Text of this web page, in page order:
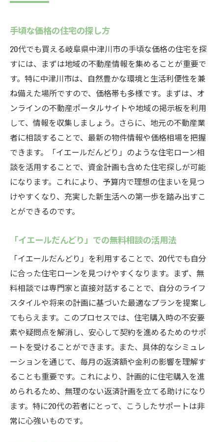
手頃な価格の住宅の探し方
20代でも買える岐阜県中津川市の手頃な価格の住宅を探
すには、まずは地域の不動産情報を集めることが重要で
す。特に中津川市は、自然豊かな環境と生活利便性を兼
ね備えた場所ですので、価格帯も多様です。まずは、オ
ンラインの不動産ポータルサイトや地域の掲示板を利用
して、情報を収集しましょう。さらに、地元の不動産業
者に相談することで、最新の物件情報や価格相場を把握
できます。「イエールだんどり」のような住宅ローン相
談を活用することで、資金計画も含めた住宅探しが可能
になります。これにより、予算内で理想の住まいを見つ
けやすくなり、充実した新生活への第一歩を踏み出すこ
とができるのです。
「イエールだんどり」での無料相談の活用法
「イエールだんどり」を利用することで、20代でも自分
に合った住宅ローンを見つけやすくなります。まず、無
料相談では専門家と直接対話することで、自分のライフ
スタイルや将来の計画に基づいた最適なプランを提案し
てもらえます。このプロセスでは、住宅購入時の不安要
素や疑問点を解消し、安心して契約を進めるためのサポ
ートを受けることができます。また、具体的なシミュレ
ーションを通じて、毎月の返済額や金利の影響を理解す
ることも重要です。これにより、計画的に住宅購入を進
められるため、無理のない返済計画を立てる助けになり
ます。特に20代の若者にとって、こうしたサポートは非
常に心強いものです。